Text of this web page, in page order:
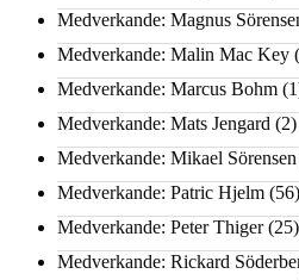
Medverkande: Magnus
Medverkande: Malin Mac Key
Medverkande: Marcus Bohm
Medverkande: Mats Jengard (2)
Medverkande: Mikael Sörensen
Medverkande: Patric Hjelm (56)
Medverkande: Peter Thiger(25)
Medverkande: Rickard